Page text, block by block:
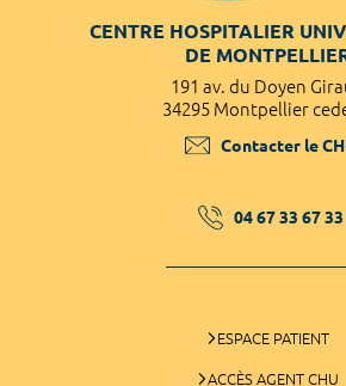
CENTRE HOSPITALIER
DE
191 av. du Doyen
34295 Montpellier
Contacter le
04 67 33 67 33
ESPACE PATIENT
ACCÈS AGENT CHU